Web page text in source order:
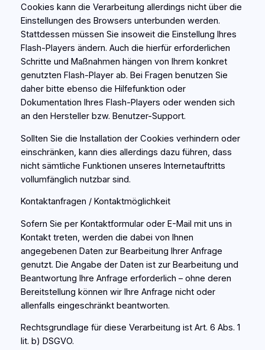
Cookies kann die Verarbeitung allerdings nicht über die
Einstellungen des Browsers unterbunden werden.
Stattdessen müssen Sie insoweit die Einstellung Ihres
Flash-Players ändern. Auch die hierfür erforderlichen
Schritte und Maßnahmen hängen von Ihrem konkret
genutzten Flash-Player ab. Bei Fragen benutzen Sie
daher bitte ebenso die Hilfefunktion oder
Dokumentation Ihres Flash-Players oder wenden sich
an den Hersteller bzw. Benutzer-Support.
Sollten Sie die Installation der Cookies verhindern oder
einschränken, kann dies allerdings dazu führen, dass
nicht sämtliche Funktionen unseres Internetauftritts
vollumfänglich nutzbar sind.
Kontaktanfragen / Kontaktmöglichkeit
Sofern Sie per Kontaktformular oder E-Mail mit uns in
Kontakt treten, werden die dabei von Ihnen
angegebenen Daten zur Bearbeitung Ihrer Anfrage
genutzt. Die Angabe der Daten ist zur Bearbeitung und
Beantwortung Ihre Anfrage erforderlich – ohne deren
Bereitstellung können wir Ihre Anfrage nicht oder
allenfalls eingeschränkt beantworten.
Rechtsgrundlage für diese Verarbeitung ist Art. 6 Abs. 1
lit. b) DSGVO.